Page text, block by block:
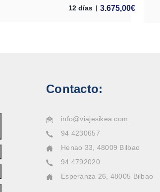
12 días 3.675,00€
Contacto:
info@viajesikea.com
94 4230657
Henao 33, 48009 Bilbao
94 4792020
Esperanza 26, 48005 Bilbao